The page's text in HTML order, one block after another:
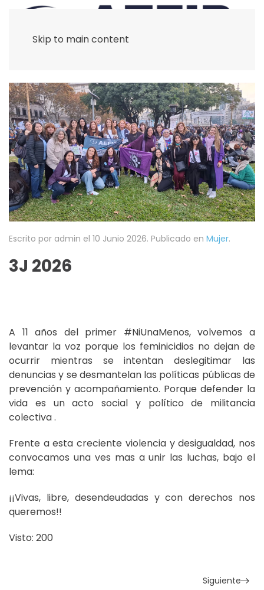
Skip to main content
Escrito por admin el 10 Junio 2026. Publicado en Mujer.
3J 2026
A 11 años del primer #NiUnaMenos, volvemos a
levantar la voz porque los feminicidios no dejan de
ocurrir mientras se intentan deslegitimar las
denuncias y se desmantelan las políticas públicas de
prevención y acompañamiento. Porque defender la
vida es un acto social y político de militancia
colectiva .
Frente a esta creciente violencia y desigualdad, nos
convocamos una ves mas a unir las luchas, bajo el
lema:
¡¡Vivas, libre, desendeudadas y con derechos nos
queremos!!
Visto: 200
Siguiente